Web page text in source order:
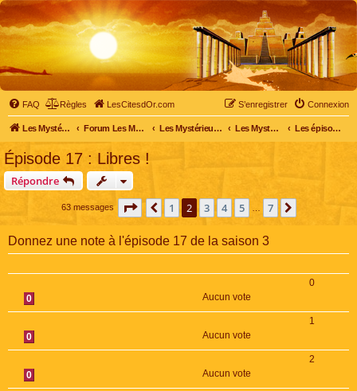
FAQ Règles LesCitesdOr.com Connexion
S’enregistrer
Les Mystérieuses Cités d'Or - LesCitesdOr.com Forum Les Mystérieuses Cités d'Or Les Mystérieuses Cités d'Or Les Mystérieuses Cités d'Or : saison 3 (2016) Les épisodes de la saison 3
Épisode 17 : Libres !
Répondre
63 messages Page sur7
Précédente
1 2 3 4 5 7
Donnez une note à l'épisode 17 de la saison 3
0
0
Aucun vote
1
0
Aucun vote
2
0
Aucun vote